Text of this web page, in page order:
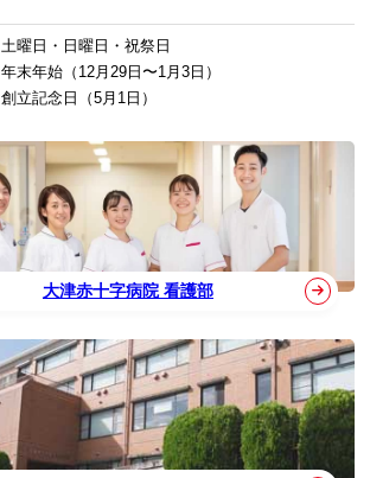
土曜日・日曜日・祝祭日
年末年始（12月29日〜1月3日）
創立記念日（5月1日）
大津赤十字病院 看護部